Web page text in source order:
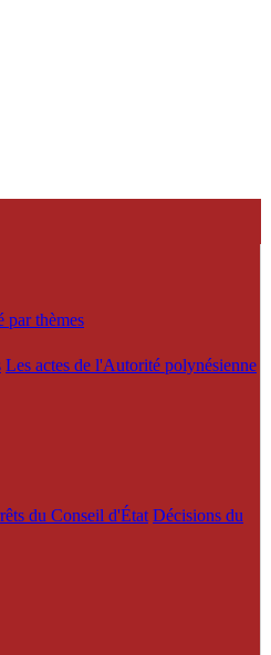
par thèmes
Les actes de l'Autorité polynésienne
du Conseil d'État Décisions du